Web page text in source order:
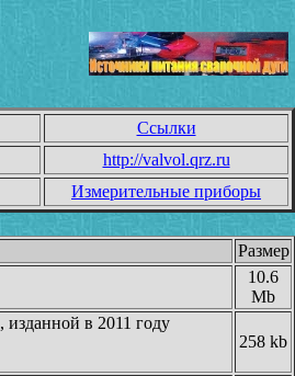
Ссылки
http://valvol.qrz.ru
Измерительные приборы
Размер
10.6
Mb
, изданной в 2011 году
258 kb